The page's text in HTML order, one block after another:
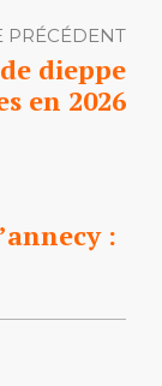
PRÉCÉDENT
dieppe
en 2026
: